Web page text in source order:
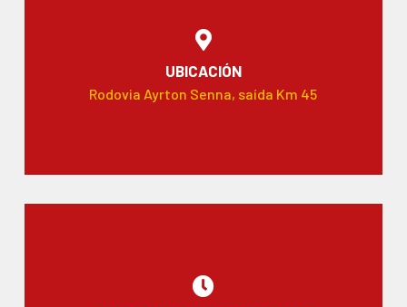
UBICACIÓN
Rodovia Ayrton Senna, saída Km 45